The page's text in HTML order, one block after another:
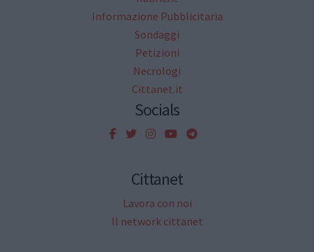
Informazione Pubblicitaria
Sondaggi
Petizioni
Necrologi
Cittanet.it
Socials
Cittanet
Lavora con noi
Il network cittanet